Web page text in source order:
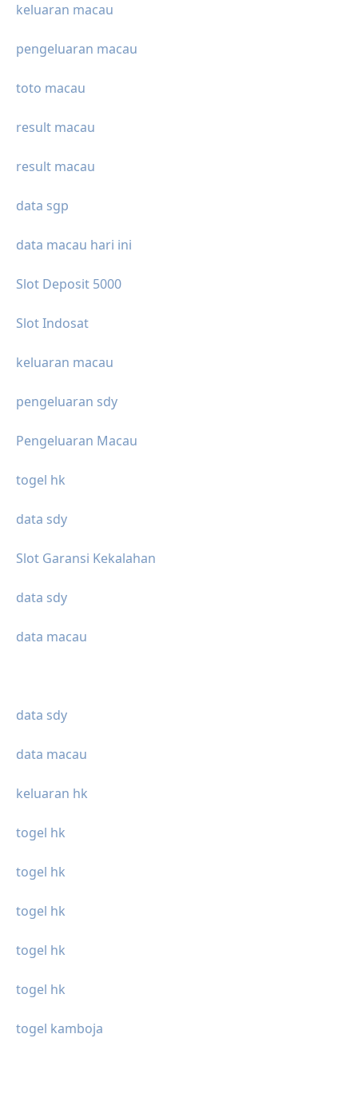
keluaran macau
pengeluaran macau
toto macau
result macau
result macau
data sgp
data macau hari ini
Slot Deposit 5000
Slot Indosat
keluaran macau
pengeluaran sdy
Pengeluaran Macau
togel hk
data sdy
Slot Garansi Kekalahan
data sdy
data macau
data sdy
data macau
keluaran hk
togel hk
togel hk
togel hk
togel hk
togel hk
togel kamboja